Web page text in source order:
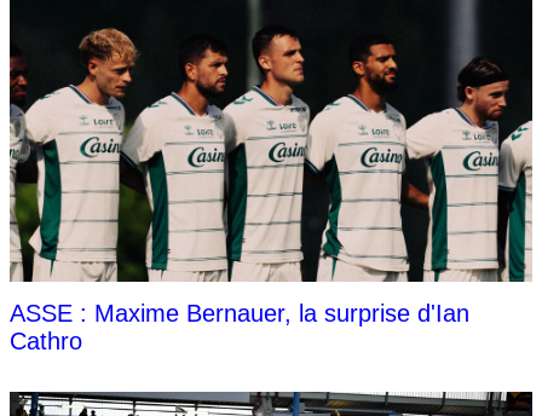
ASSE : Maxime Bernauer, la surprise d'Ian
Cathro